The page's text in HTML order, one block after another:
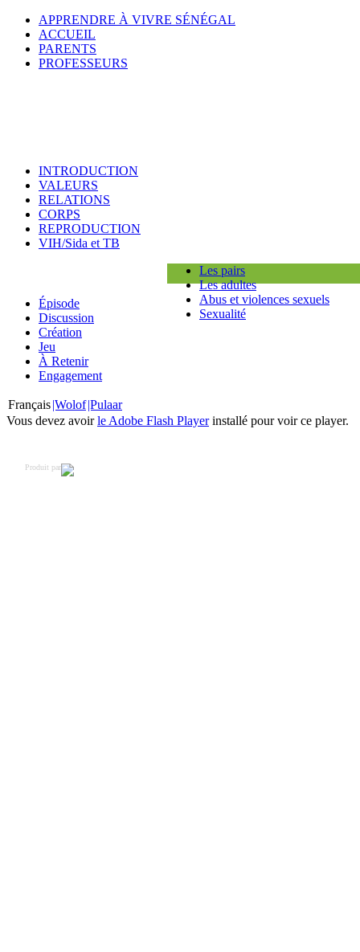
APPRENDRE À VIVRE SÉNÉGAL
ACCUEIL
PARENTS
PROFESSEURS
INTRODUCTION
VALEURS
RELATIONS
CORPS
REPRODUCTION
VIH/Sida et TB
Les pairs
Les adultes
Abus et violences sexuels
Sexualité
Épisode
Discussion
Création
Jeu
À Retenir
Engagement
Français|Wolof|Pulaar
Vous devez avoirle Adobe Flash Playerinstallé pour voir ce player.
Produit par